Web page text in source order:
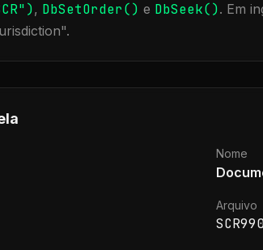
"), DbSetOrder() e DbSeek(). Em
".
Nome
Arquivo